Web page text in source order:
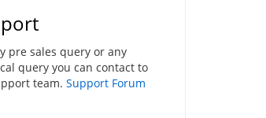
pre sales query or any
query you can contact to
team. Support Forum